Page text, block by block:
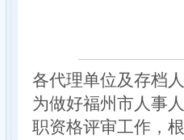
各代理单位及存档
为做好福州市人事
职资格评审工作，